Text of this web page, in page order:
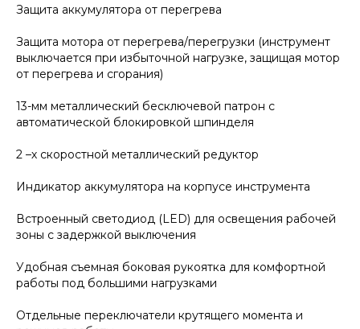
Защита аккумулятора от перегрева
Защита мотора от перегрева/перегрузки (инструмент
выключается при избыточной нагрузке, защищая мотор
от перегрева и сгорания)
13-мм металлический бесключевой патрон с
автоматической блокировкой шпинделя
2 –х скоростной металлический редуктор
Индикатор аккумулятора на корпусе инструмента
Встроенный светодиод (LED) для освещения рабочей
зоны с задержкой выключения
Удобная съемная боковая рукоятка для комфортной
работы под большими нагрузками
Отдельные переключатели крутящего момента и